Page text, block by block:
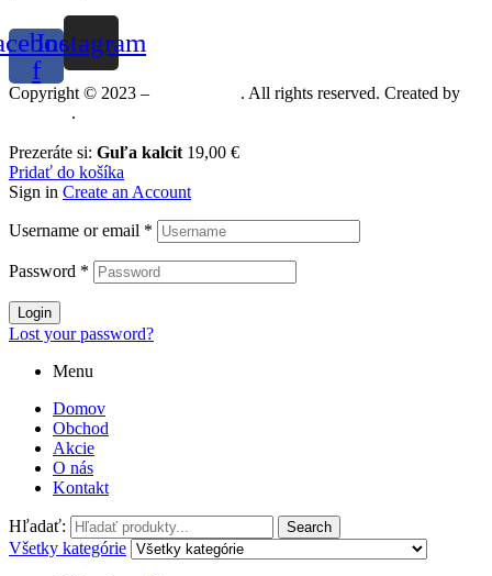
f
Instagram
Copyright © 2023 –
. All rights reserved. Created by
.
Prezeráte si: Guľa kalcit 19,00 €
Pridať do košíka
Sign in Create an Account
Username or email *
Password *
Login
Lost your password?
Menu
Domov
Obchod
Akcie
O nás
Kontakt
Hľadať: Search
Všetky kategórie